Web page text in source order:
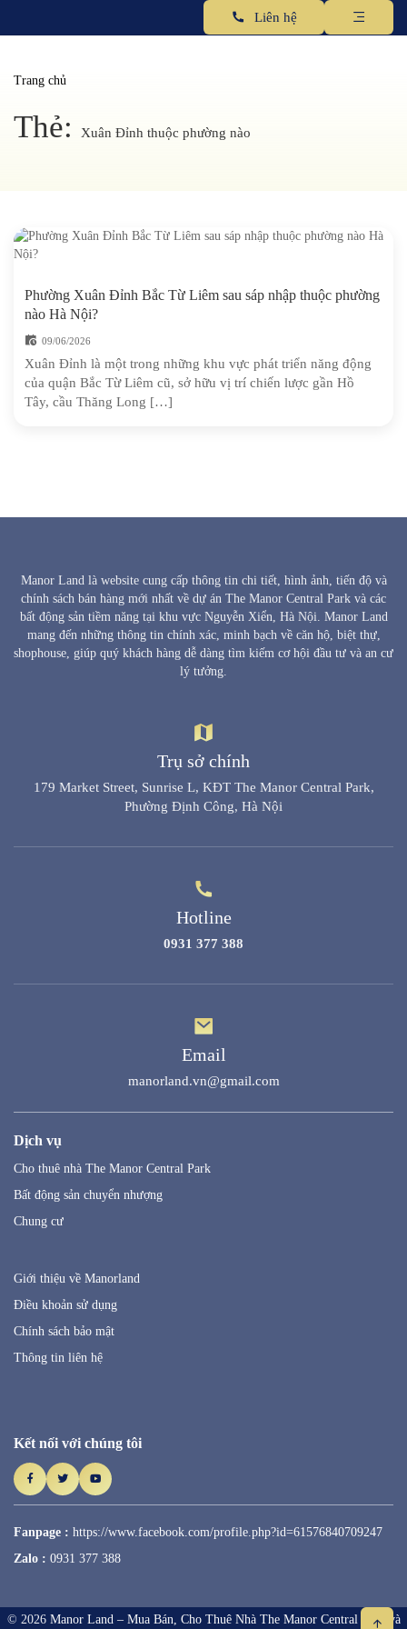
Liên hệ
Trang chủ
Thẻ: Xuân Đỉnh thuộc phường nào
Phường Xuân Đỉnh Bắc Từ Liêm sau sáp nhập thuộc phường
nào Hà Nội?
09/06/2026
Xuân Đỉnh là một trong những khu vực phát triển năng động
của quận Bắc Từ Liêm cũ, sở hữu vị trí chiến lược gần Hồ
Tây, cầu Thăng Long […]
Manor Land là website cung cấp thông tin chi tiết, hình ảnh, tiến độ và
chính sách bán hàng mới nhất về dự án The Manor Central Park và các
bất động sản tiềm năng tại khu vực Nguyễn Xiển, Hà Nội. Manor Land
mang đến những thông tin chính xác, minh bạch về căn hộ, biệt thự,
shophouse, giúp quý khách hàng dễ dàng tìm kiếm cơ hội đầu tư và an cư
lý tưởng.
Trụ sở chính
179 Market Street, Sunrise L, KĐT The Manor Central Park,
Phường Định Công, Hà Nội
Hotline
0931 377 388
Email
manorland.vn@gmail.com
Dịch vụ
Cho thuê nhà The Manor Central Park
Bất động sản chuyển nhượng
Chung cư
Giới thiệu về Manorland
Điều khoản sử dụng
Chính sách bảo mật
Thông tin liên hệ
Kết nối với chúng tôi
Fanpage : https://www.facebook.com/profile.php?id=61576840709247
Zalo : 0931 377 388
© 2026 Manor Land – Mua Bán, Cho Thuê Nhà The Manor Central Park và